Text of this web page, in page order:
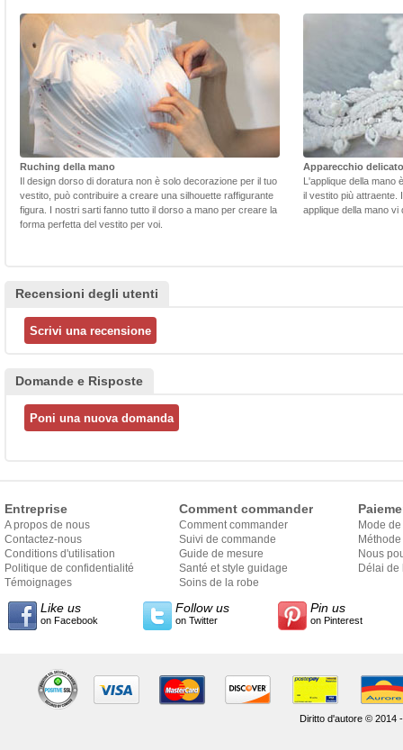
Ruching della mano
Il design dorso di doratura non è solo decorazione per il tuo
vestito, può contribuire a creare una silhouette raffigurante
figura. I nostri sarti fanno tutto il dorso a mano per creare la
forma perfetta del vestito per voi.
Apparecchio delicato
L'applique della mano
il vestito più attraente.
applique della mano
Recensioni degli utenti
Domande e Risposte
Entreprise
A propos de nous
Contactez-nous
Conditions d'utilisation
Politique de confidentialité
Témoignages
Comment commander
Comment commander
Suivi de commande
Guide de mesure
Santé et style guidage
Soins de la robe
Mode
Nous
Délai de
Like us
on Facebook
Follow us
on Twitter
Pin us
on Pinterest
Diritto d'autore © 2014